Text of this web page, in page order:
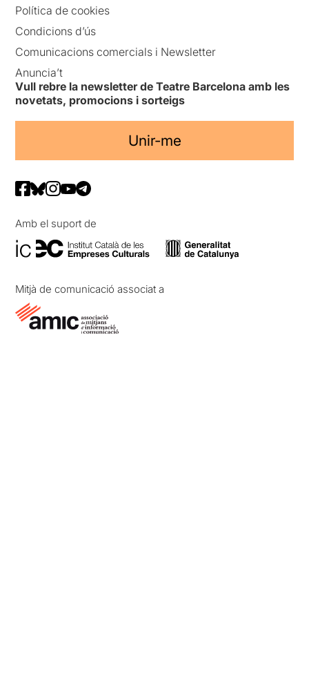
Política de cookies
Condicions d’ús
Comunicacions comercials i Newsletter
Anuncia’t
Vull rebre la newsletter de Teatre Barcelona amb les
novetats, promocions i sorteigs
Unir-me
Amb el suport de
Mitjà de comunicació associat a